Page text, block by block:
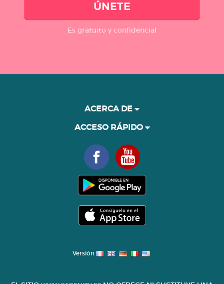
ÚNETE
Es gratuito y confidencial
ACERCA DE
ACCESO RÁPIDO
Versión